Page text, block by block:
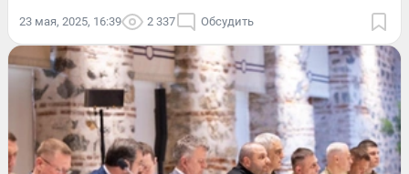
23 мая, 2025, 16:39 2 337 Обсудить